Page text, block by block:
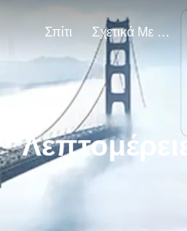
Σπίτι Σχετικά Με Εμάς